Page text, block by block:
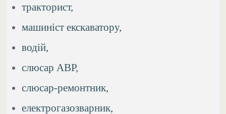
тракторист,
машиніст екскаватору,
водій,
слюсар АВР,
слюсар-ремонтник,
електрогазозварник,